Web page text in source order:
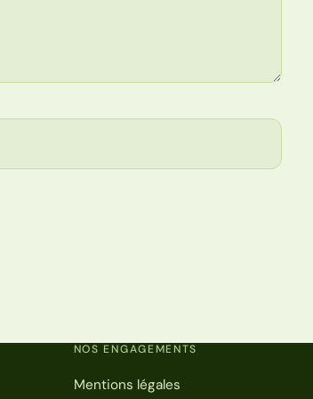
NOS ENGAGEMENTS
Mentions légales